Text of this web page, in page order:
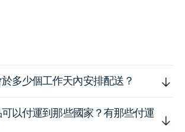
多少個工作天內安排配送？
以付運到那些國家？有那些付運